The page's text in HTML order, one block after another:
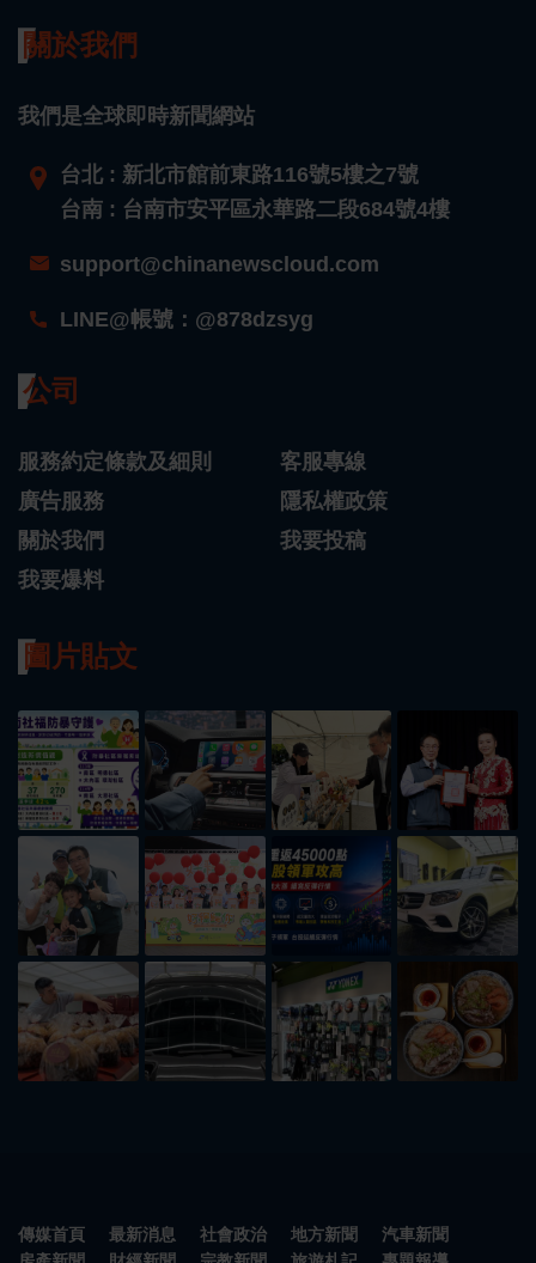
關於我們
我們是全球即時新聞網站
台北 : 新北市館前東路116號5樓之7號
台南 : 台南市安平區永華路二段684號4樓
support@chinanewscloud.com
LINE@帳號：@878dzsyg
公司
服務約定條款及細則
客服專線
廣告服務
隱私權政策
關於我們
我要投稿
我要爆料
圖片貼文
傳媒首頁 最新消息 社會政治 地方新聞
汽車新聞